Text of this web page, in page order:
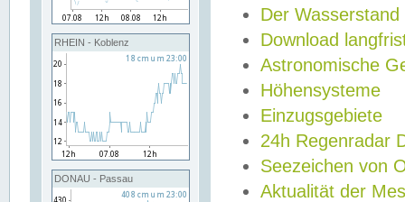
RHEIN - Koblenz
DONAU - Passau
Der Wasserstand
Download
Astronomische
Höhensysteme
Einzugsgebiete
24h Regenradar
Seezeichen von
Aktualität der